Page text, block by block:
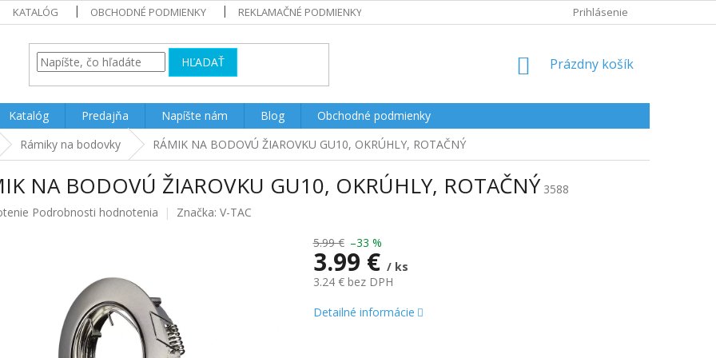
KATALÓG OBCHODNÉ PODMIENKY REKLAMAČNÉ PODMIENKY Prihlásenie
HĽADAŤ
NÁKUPNÝ
Prázdny košík
Katalóg Predajňa Napíšte nám Blog
Obchodné podmienky
Rámiky na bodovky RÁMIK NA BODOVÚ ŽIAROVKU GU10, OKRÚHLY, ROTAČNÝ
NA BODOVÚ ŽIAROVKU GU10, OKRÚHLY, ROTAČNÝ 3588
Podrobnosti hodnotenia Značka: V-TAC
5.99 € –33 %
3.99 € / ks
3.24 € bez DPH
Jednotková
cena:
Detailné informácie